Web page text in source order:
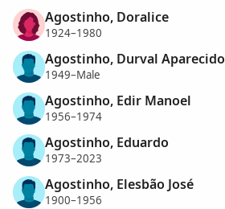
Agostinho, Doralice
1924–1980
Agostinho, Durval Aparecido
1949–Male
Agostinho, Edir Manoel
1956–1974
Agostinho, Eduardo
1973–2023
Agostinho, Elesbão José
1900–1956